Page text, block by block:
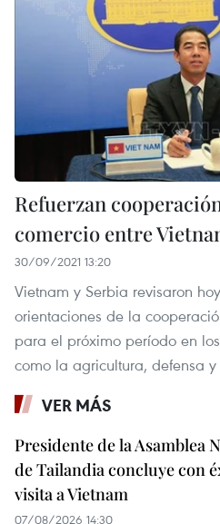
Refuerzan
comercio entre
30/09/2021 13:20
Vietnam y Serbia revisaron
orientaciones de la
para el próximo período en
como la agricultura, defensa
VER MÁS
Presidente de la Asamblea
de Tailandia concluye con
visita a Vietnam
07/08/2026 14:30